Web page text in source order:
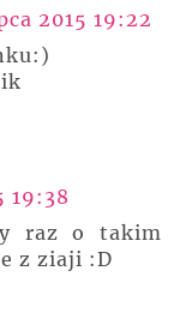
2015 19:22
19:38
raz o takim
z ziaji :D